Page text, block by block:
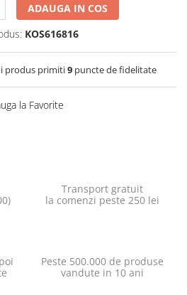
ADAUGA IN COS
KOS616816
produs primiti9 puncte de fidelitate
la Favorite
Transport gratuit
la comenzi peste 250 lei
Peste 500.000 de produse
vandute in 10 ani